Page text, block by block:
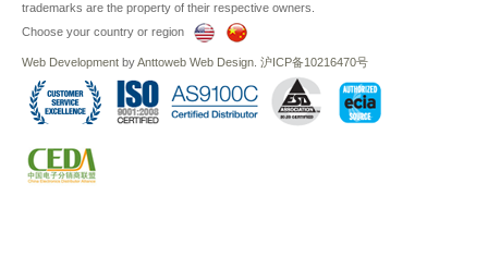
trademarks are the property of their respective owners.
Choose your country or region
Web Development byAnttoweb Web Design 沪ICP备10216470号